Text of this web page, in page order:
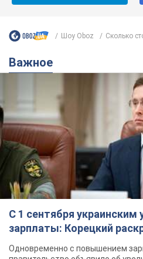
Шоу Oboz Сколько
Важное
С 1 сентября
зарплаты: Корецкий
Одновременно с повышением